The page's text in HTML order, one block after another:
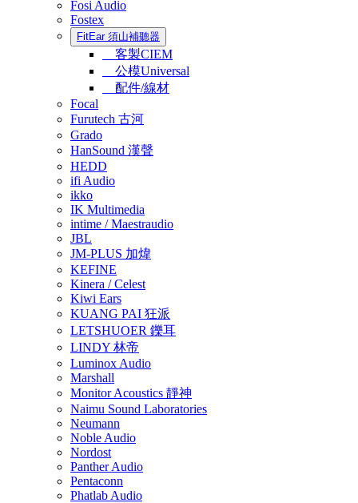
Fosi Audio
Fostex
FitEar 須山補聽器
客製CIEM
公模Universal
配件/線材
Focal
Furutech 古河
Grado
HanSound 漢聲
HEDD
ifi Audio
ikko
IK Multimedia
intime / Maestraudio
JBL
JM-PLUS 加煒
KEFINE
Kinera / Celest
Kiwi Ears
KUANG PAI 狂派
LETSHUOER 鑠耳
LINDY 林帝
Luminox Audio
Marshall
Monitor Acoustics 靜神
Naimu Sound Laboratories
Neumann
Noble Audio
Nordost
Panther Audio
Pentaconn
Phatlab Audio